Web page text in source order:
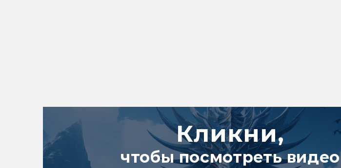
Кликни,
чтобы посмотреть видео